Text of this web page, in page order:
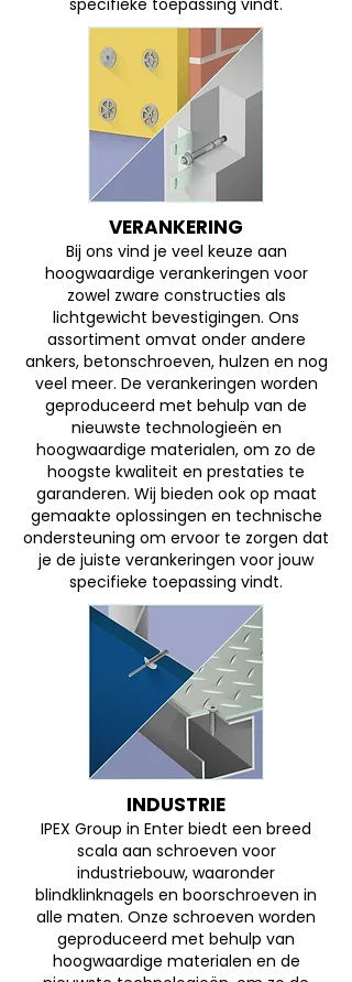
specifieke toepassing vindt.
VERANKERING
Bij ons vind je veel keuze aan
hoogwaardige verankeringen voor
zowel zware constructies als
lichtgewicht bevestigingen. Ons
assortiment omvat onder andere
ankers, betonschroeven, hulzen en nog
veel meer. De verankeringen worden
geproduceerd met behulp van de
nieuwste technologieën en
hoogwaardige materialen, om zo de
hoogste kwaliteit en prestaties te
garanderen. Wij bieden ook op maat
gemaakte oplossingen en technische
ondersteuning om ervoor te zorgen dat
je de juiste verankeringen voor jouw
specifieke toepassing vindt.
INDUSTRIE
IPEX Group in Enter biedt een breed
scala aan schroeven voor
industriebouw, waaronder
blindklinknagels en boorschroeven in
alle maten. Onze schroeven worden
geproduceerd met behulp van
hoogwaardige materialen en de